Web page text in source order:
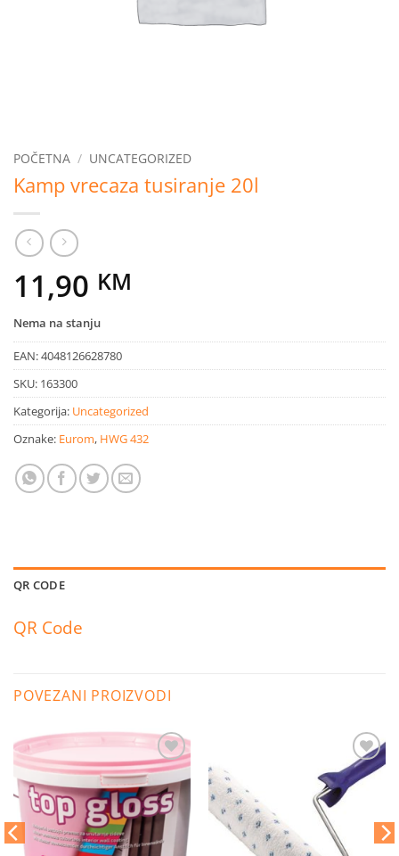
POČETNA / UNCATEGORIZED
Kamp vrecaza tusiranje 20l
11,90 KM
Nema na stanju
EAN:4048126628780
SKU: 163300
Kategorija: Uncategorized
Oznake: Eurom, HWG 432
QR CODE
QR Code
POVEZANI PROIZVODI
Dodaj
na
listu
želja
Dodaj
na